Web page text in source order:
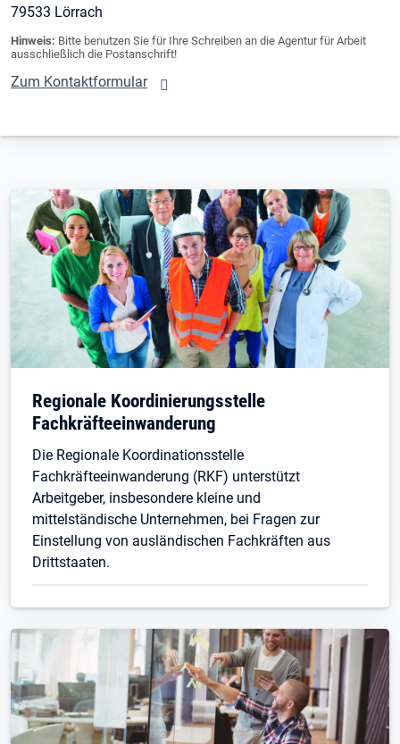
79533 Lörrach
Hinweis: Bitte benutzen Sie für Ihre Schreiben an die Agentur für Arbeit
ausschließlich die Postanschrift!
Zum Kontaktformular
Regionale Koordinierungsstelle
Fachkräfteeinwanderung
Die Regionale Koordinationsstelle
Fachkräfteeinwanderung (RKF) unterstützt
Arbeitgeber, insbesondere kleine und
mittelständische Unternehmen, bei Fragen zur
Einstellung von ausländischen Fachkräften aus
Drittstaaten.